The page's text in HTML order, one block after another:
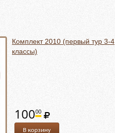
Комплект 2010 (первый тур 3-4
классы)
10000
В корзину